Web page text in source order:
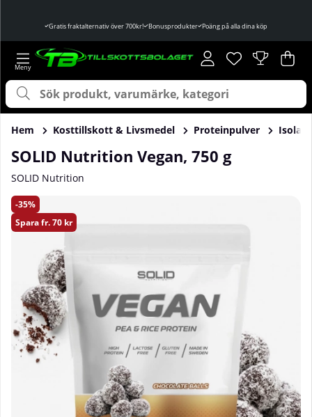
Gratis fraktalternativ över 700kr! Bonusprodukter Poäng på alla dina köp
Önskelista
Antal i
. .
Hem Kosttillskott & Livsmedel Proteinpulver
SOLID Nutrition Vegan, 750 g
SOLID Nutrition
35
Sparafr. 70 kr
Produktbilder SOLID Nutrition Vegan, 750 g